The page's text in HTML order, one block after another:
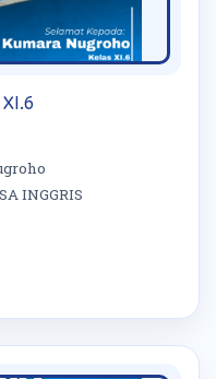
INGGRIS